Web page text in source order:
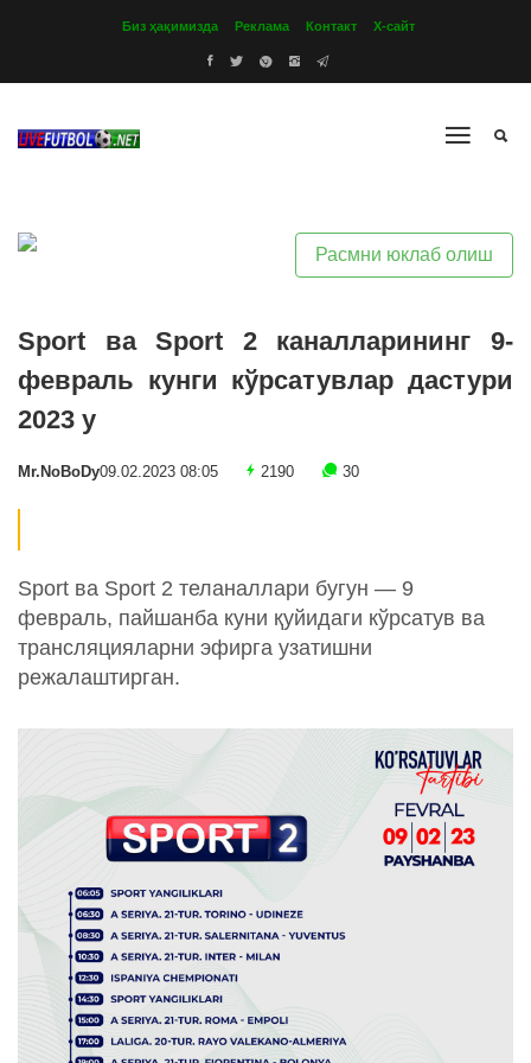
Биз ҳақимизда Реклама Контакт Х-сайт
Расмни юклаб олиш
Sport ва Sport 2 каналларининг 9-
февраль кунги кўрсатувлар дастури
2023 y
Mr.NoBoDy09.02.2023 08:05 2190 30
Sport ва Sport 2 теланаллари бугун — 9
февраль, пайшанба куни қуйидаги кўрсатув ва
трансляцияларни эфирга узатишни
режалаштирган.